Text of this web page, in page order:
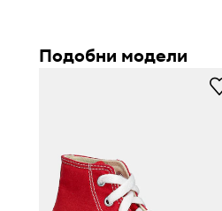
Подобни модели